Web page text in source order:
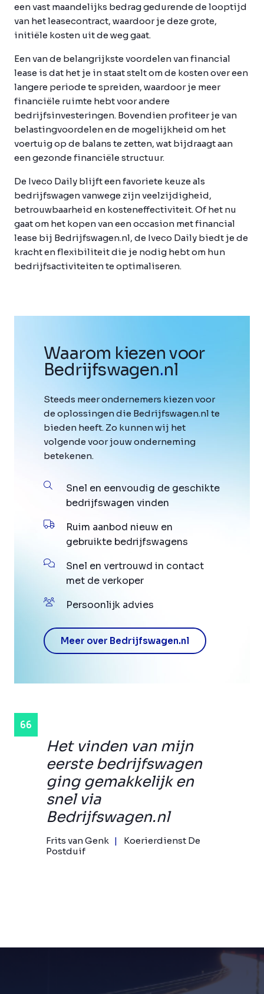
een vast maandelijks bedrag gedurende de looptijd
van het leasecontract, waardoor je deze grote,
initiële kosten uit de weg gaat.
Een van de belangrijkste voordelen van financial
lease is dat het je in staat stelt om de kosten over een
langere periode te spreiden, waardoor je meer
financiële ruimte hebt voor andere
bedrijfsinvesteringen. Bovendien profiteer je van
belastingvoordelen en de mogelijkheid om het
voertuig op de balans te zetten, wat bijdraagt aan
een gezonde financiële structuur.
De Iveco Daily blijft een favoriete keuze als
bedrijfswagen vanwege zijn veelzijdigheid,
betrouwbaarheid en kosteneffectiviteit. Of het nu
gaat om het kopen van een occasion met financial
lease bij Bedrijfswagen.nl, de Iveco Daily biedt je de
kracht en flexibiliteit die je nodig hebt om hun
bedrijfsactiviteiten te optimaliseren.
Het vinden van mijn
eerste bedrijfswagen
ging gemakkelijk en
snel via
Bedrijfswagen.nl
Frits van Genk
Koerierdienst De
Postduif
Waarom kiezen voor
Bedrijfswagen.nl
Steeds meer ondernemers kiezen voor
de oplossingen die Bedrijfswagen.nl te
bieden heeft. Zo kunnen wij het
volgende voor jouw onderneming
betekenen.
Snel en eenvoudig de geschikte
bedrijfswagen vinden
Ruim aanbod nieuw en
gebruikte bedrijfswagens
Snel en vertrouwd in contact
met de verkoper
Persoonlijk advies
Meer over Bedrijfswagen.nl